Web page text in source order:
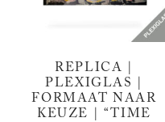
REPLICA |
PLEXIGLAS |
FORMAAT NAAR
KEUZE | “TIME